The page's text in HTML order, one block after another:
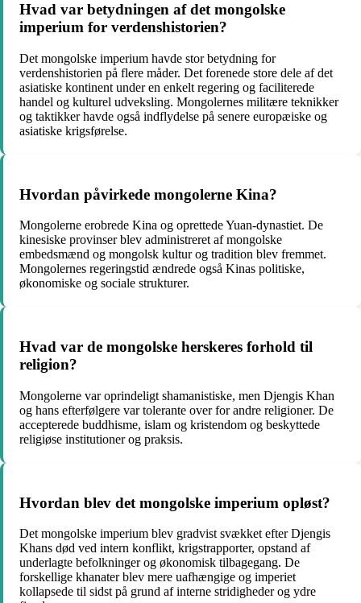
Hvad var betydningen af det mongolske
imperium for verdenshistorien?
Det mongolske imperium havde stor betydning for
verdenshistorien på flere måder. Det forenede store dele af det
asiatiske kontinent under en enkelt regering og faciliterede
handel og kulturel udveksling. Mongolernes militære teknikker
og taktikker havde også indflydelse på senere europæiske og
asiatiske krigsførelse.
Hvordan påvirkede mongolerne Kina?
Mongolerne erobrede Kina og oprettede Yuan-dynastiet. De
kinesiske provinser blev administreret af mongolske
embedsmænd og mongolsk kultur og tradition blev fremmet.
Mongolernes regeringstid ændrede også Kinas politiske,
økonomiske og sociale strukturer.
Hvad var de mongolske herskeres forhold til
religion?
Mongolerne var oprindeligt shamanistiske, men Djengis Khan
og hans efterfølgere var tolerante over for andre religioner. De
accepterede buddhisme, islam og kristendom og beskyttede
religiøse institutioner og praksis.
Hvordan blev det mongolske imperium opløst?
Det mongolske imperium blev gradvist svækket efter Djengis
Khans død ved intern konflikt, krigstrapporter, opstand af
underlagte befolkninger og økonomisk tilbagegang. De
forskellige khanater blev mere uafhængige og imperiet
kollapsede til sidst på grund af interne stridigheder og ydre